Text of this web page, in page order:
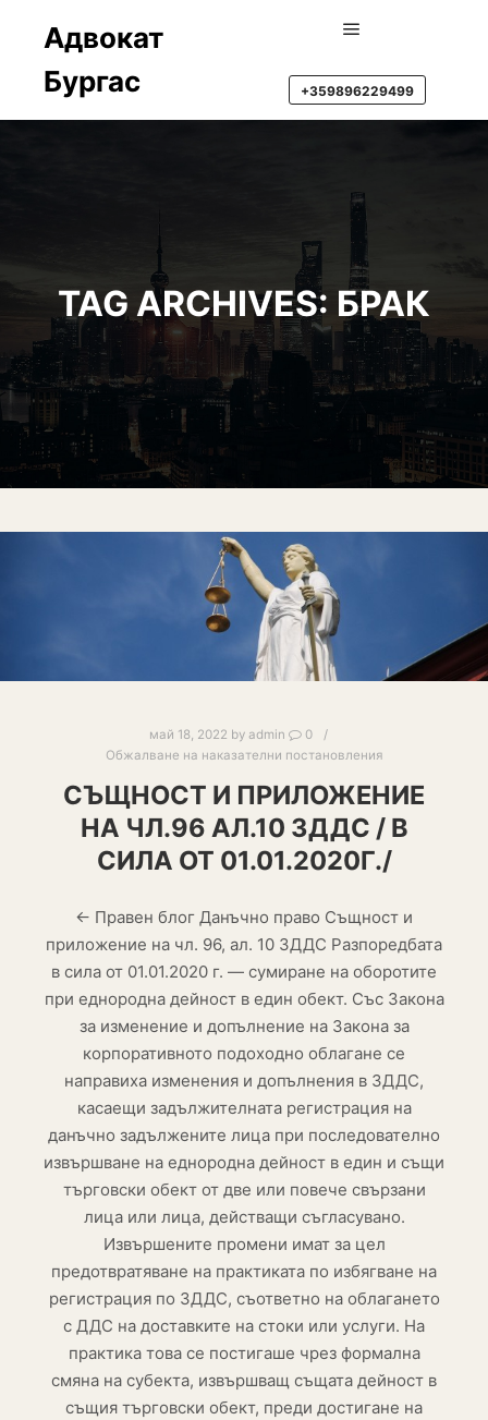
Адвокат
Бургас
+359896229499
TAG ARCHIVES: БРАК
май 18, 2022 by admin
0
Обжалване на наказателни постановления
СЪЩНОСТ И ПРИЛОЖЕНИЕ
НА ЧЛ.96 АЛ.10 ЗДДС / В
СИЛА ОТ 01.01.2020Г./
← Правен блог Данъчно право Същност и
приложение на чл. 96, ал. 10 ЗДДС Разпоредбата
в сила от 01.01.2020 г. — сумиране на оборотите
при еднородна дейност в един обект. Със Закона
за изменение и допълнение на Закона за
корпоративното подоходно облагане се
направиха изменения и допълнения в ЗДДС,
касаещи задължителната регистрация на
данъчно задължените лица при последователно
извършване на еднородна дейност в един и същи
търговски обект от две или повече свързани
лица или лица, действащи съгласувано.
Извършените промени имат за цел
предотвратяване на практиката по избягване на
регистрация по ЗДДС, съответно на облагането
с ДДС на доставките на стоки или услуги. На
практика това се постигаше чрез формална
смяна на субекта, извършващ същата дейност в
същия търговски обект, преди достигане на